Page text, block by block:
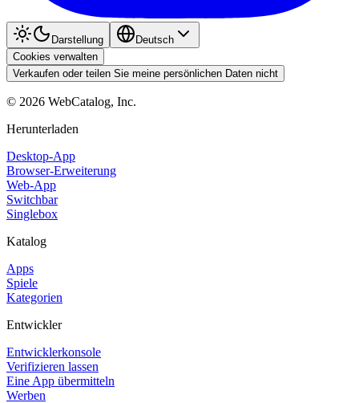
Darstellung
Deutsch
Cookies verwalten
Verkaufen oder teilen Sie meine persönlichen Daten nicht
© 2026 WebCatalog, Inc.
Herunterladen
Desktop-App
Browser-Erweiterung
Web-App
Switchbar
Singlebox
Katalog
Apps
Spiele
Kategorien
Entwickler
Entwicklerkonsole
Verifizieren lassen
Eine App übermitteln
Werben